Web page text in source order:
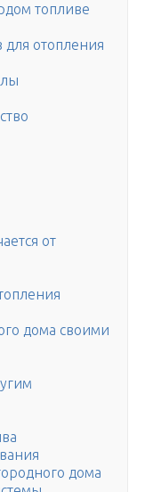
топливе
отопления
от
дома своими
дома